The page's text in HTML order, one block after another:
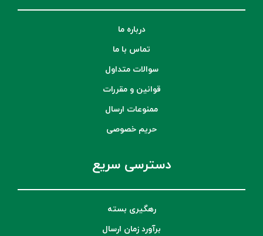
درباره ما
تماس با ما
سوالات متداول
قوانین و مقررات
ممنوعات ارسال
حریم خصوصی
دسترسی سریع
رهگیری بسته
برآورد زمان ارسال